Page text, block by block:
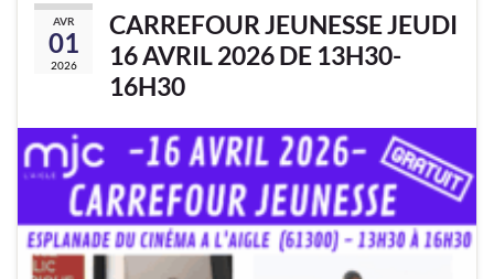
AVR
01
2026
CARREFOUR JEUNESSE JEUDI
16 AVRIL 2026 DE 13H30-
16H30